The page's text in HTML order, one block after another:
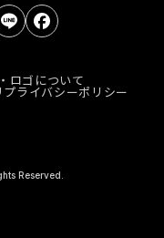
ロゴについて
ライバシーポリシー
Reserved.